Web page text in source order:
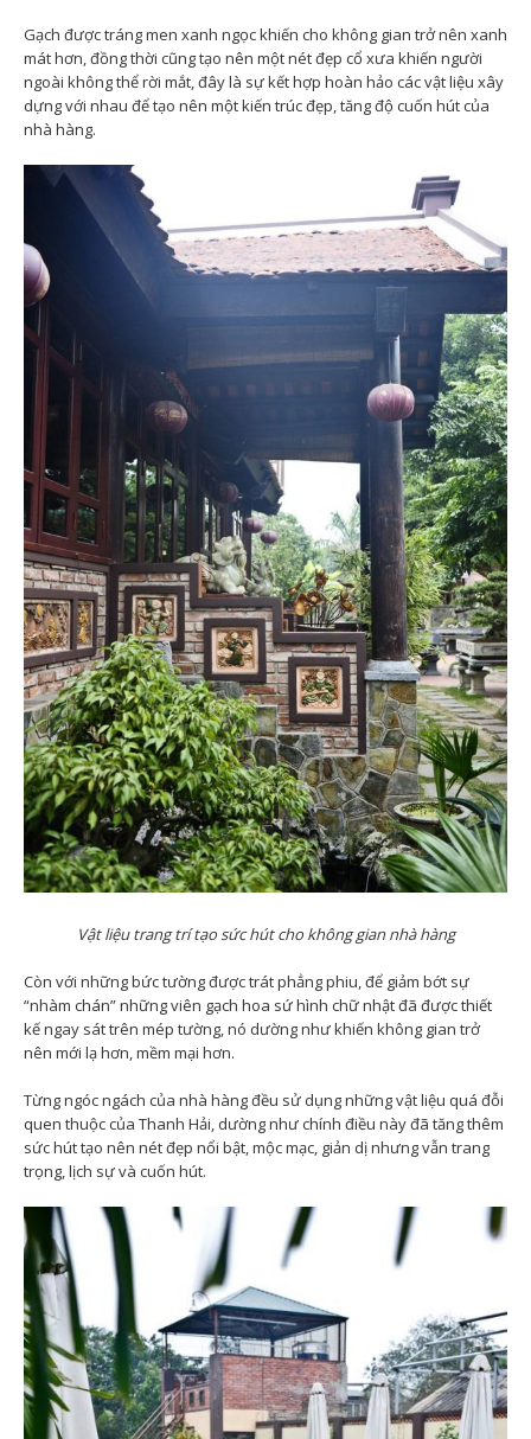
Gạch được tráng men xanh ngọc khiến cho không gian trở nên xanh
mát hơn, đồng thời cũng tạo nên một nét đẹp cổ xưa khiến người
ngoài không thể rời mắt, đây là sự kết hợp hoàn hảo các vật liệu xây
dựng với nhau để tạo nên một kiến trúc đẹp, tăng độ cuốn hút của
nhà hàng.
Vật liệu trang trí tạo sức hút cho không gian nhà hàng
Còn với những bức tường được trát phẳng phiu, để giảm bớt sự
“nhàm chán” những viên gạch hoa sứ hình chữ nhật đã được thiết
kế ngay sát trên mép tường, nó dường như khiến không gian trở
nên mới lạ hơn, mềm mại hơn.
Từng ngóc ngách của nhà hàng đều sử dụng những vật liệu quá đỗi
quen thuộc của Thanh Hải, dường như chính điều này đã tăng thêm
sức hút tạo nên nét đẹp nổi bật, mộc mạc, giản dị nhưng vẫn trang
trọng, lịch sự và cuốn hút.